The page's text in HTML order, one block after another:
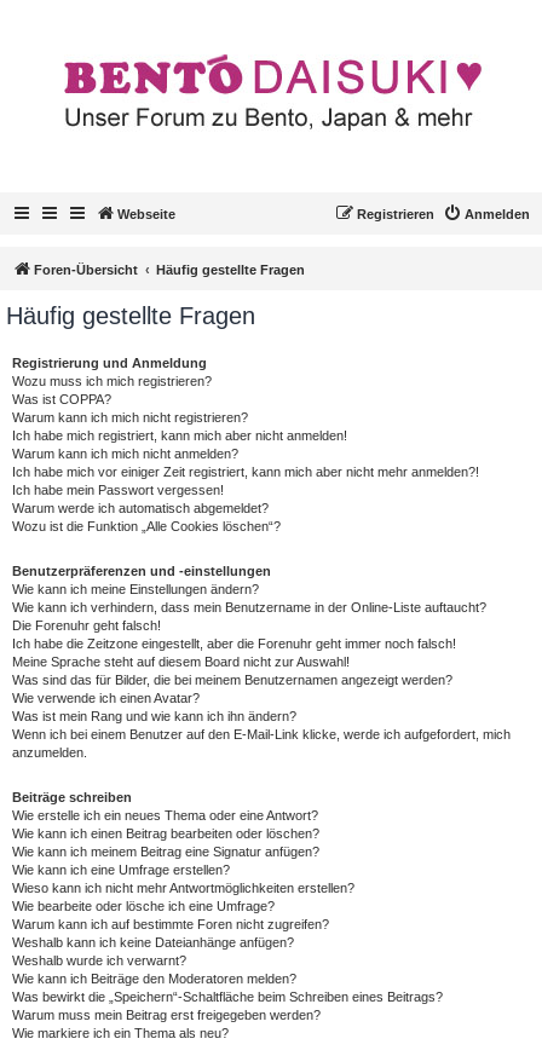
Webseite Anmelden
Registrieren
Foren-Übersicht Häufig gestellte Fragen
Häufig gestellte Fragen
Registrierung und Anmeldung
Wozu muss ich mich registrieren?
Was ist COPPA?
Warum kann ich mich nicht registrieren?
Ich habe mich registriert, kann mich aber nicht anmelden!
Warum kann ich mich nicht anmelden?
Ich habe mich vor einiger Zeit registriert, kann mich aber nicht mehr anmelden?!
Ich habe mein Passwort vergessen!
Warum werde ich automatisch abgemeldet?
Wozu ist die Funktion „Alle Cookies löschen“?
Benutzerpräferenzen und -einstellungen
Wie kann ich meine Einstellungen ändern?
Wie kann ich verhindern, dass mein Benutzername in der Online-Liste auftaucht?
Die Forenuhr geht falsch!
Ich habe die Zeitzone eingestellt, aber die Forenuhr geht immer noch falsch!
Meine Sprache steht auf diesem Board nicht zur Auswahl!
Was sind das für Bilder, die bei meinem Benutzernamen angezeigt werden?
Wie verwende ich einen Avatar?
Was ist mein Rang und wie kann ich ihn ändern?
Wenn ich bei einem Benutzer auf den E-Mail-Link klicke, werde ich aufgefordert, mich
anzumelden.
Beiträge schreiben
Wie erstelle ich ein neues Thema oder eine Antwort?
Wie kann ich einen Beitrag bearbeiten oder löschen?
Wie kann ich meinem Beitrag eine Signatur anfügen?
Wie kann ich eine Umfrage erstellen?
Wieso kann ich nicht mehr Antwortmöglichkeiten erstellen?
Wie bearbeite oder lösche ich eine Umfrage?
Warum kann ich auf bestimmte Foren nicht zugreifen?
Weshalb kann ich keine Dateianhänge anfügen?
Weshalb wurde ich verwarnt?
Wie kann ich Beiträge den Moderatoren melden?
Was bewirkt die „Speichern“-Schaltfläche beim Schreiben eines Beitrags?
Warum muss mein Beitrag erst freigegeben werden?
Wie markiere ich ein Thema als neu?